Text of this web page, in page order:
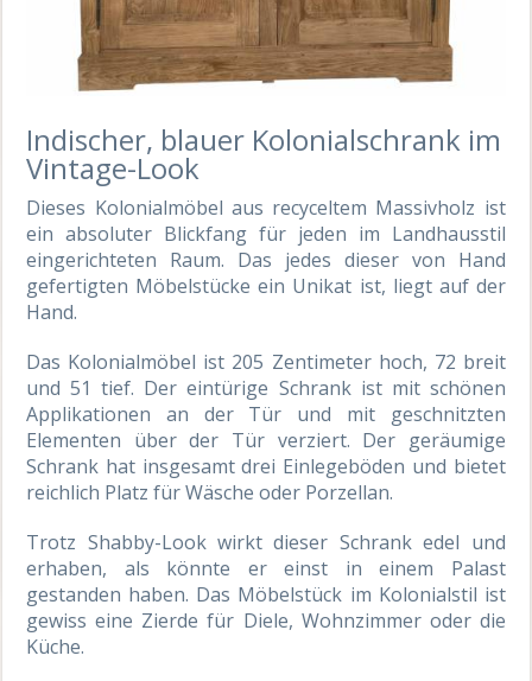
Indischer, blauer Kolonialschrank im
Vintage-Look
Dieses Kolonialmöbel aus recyceltem Massivholz ist
ein absoluter Blickfang für jeden im Landhausstil
eingerichteten Raum. Das jedes dieser von Hand
gefertigten Möbelstücke ein Unikat ist, liegt auf der
Hand.
Das Kolonialmöbel ist 205 Zentimeter hoch, 72 breit
und 51 tief. Der eintürige Schrank ist mit schönen
Applikationen an der Tür und mit geschnitzten
Elementen über der Tür verziert. Der geräumige
Schrank hat insgesamt drei Einlegeböden und bietet
reichlich Platz für Wäsche oder Porzellan.
Trotz Shabby-Look wirkt dieser Schrank edel und
erhaben, als könnte er einst in einem Palast
gestanden haben. Das Möbelstück im Kolonialstil ist
gewiss eine Zierde für Diele, Wohnzimmer oder die
Küche.